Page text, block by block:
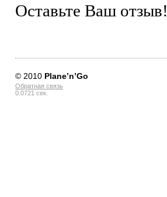
Оставьте Ваш отзыв!
© 2010 Planе’n’Go
Обратная связь
0.0721 сек.